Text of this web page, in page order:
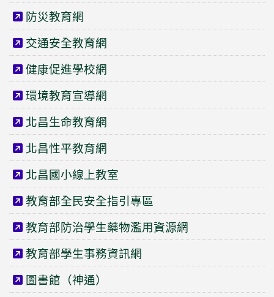
防災教育網
交通安全教育網
健康促進學校網
環境教育宣導網
北昌生命教育網
北昌性平教育網
北昌國小線上教室
教育部全民安全指引專區
教育部防治學生藥物濫用資源網
教育部學生事務資訊網
圖書館（神通）